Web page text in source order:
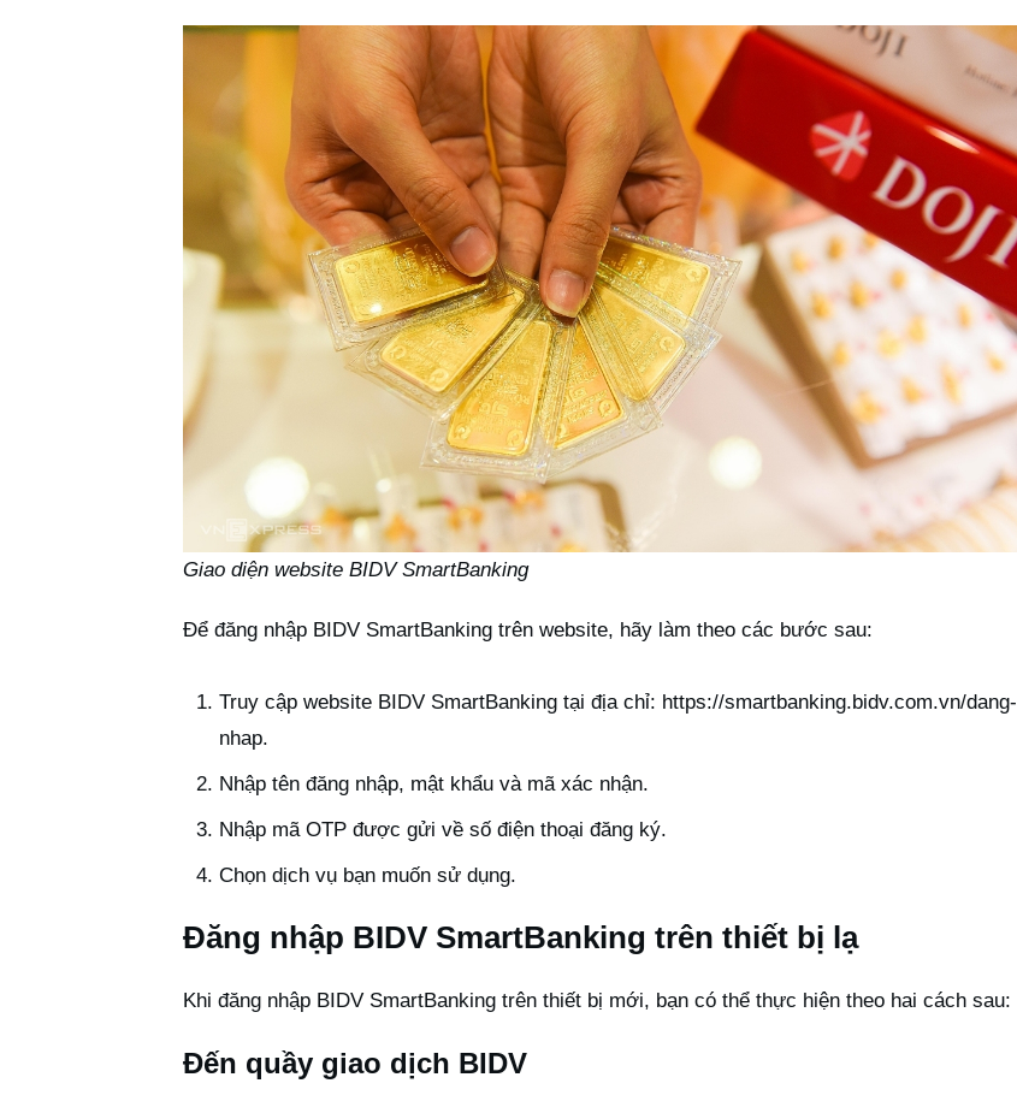
Giao diện website BIDV SmartBanking
Để đăng nhập BIDV SmartBanking trên website, hãy làm theo các bước sau:
Truy cập website BIDV SmartBanking tại địa chỉ: https://smartbanking.bidv.com.vn/dang-
nhap.
Nhập tên đăng nhập, mật khẩu và mã xác nhận.
Nhập mã OTP được gửi về số điện thoại đăng ký.
Chọn dịch vụ bạn muốn sử dụng.
Đăng nhập BIDV SmartBanking trên thiết bị lạ
Khi đăng nhập BIDV SmartBanking trên thiết bị mới, bạn có thể thực hiện theo hai cách sau:
Đến quầy giao dịch BIDV